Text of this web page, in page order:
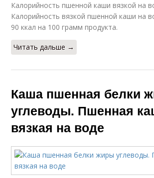
Калорийность пшенной каши вязкой на
Калорийность вязкой пшенной каши на
90 ккал на 100 грамм продукта.
Читать дальше →
Каша пшенная белки
углеводы. Пшенная
вязкая на воде